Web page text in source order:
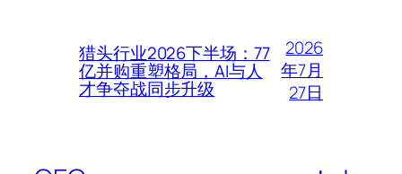
猎头行业2026下半场：77
亿并购重塑格局，AI与人
才争夺战同步升级
2026
年7月
27日